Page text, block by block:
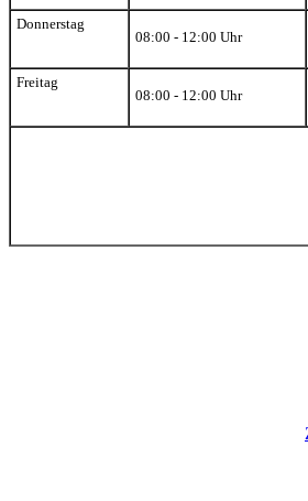
Donnerstag
08:00 - 12:00 Uhr
Freitag
08:00 - 12:00 Uhr